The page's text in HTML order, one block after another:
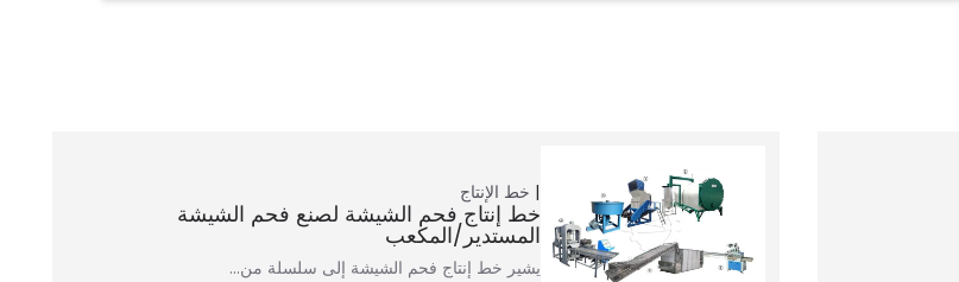
خط الإنتاج
خط إنتاج فحم الشيشة لصنع فحم الشيشة
المستدير/المكعب
يشير خط إنتاج فحم الشيشة إلى سلسلة من…